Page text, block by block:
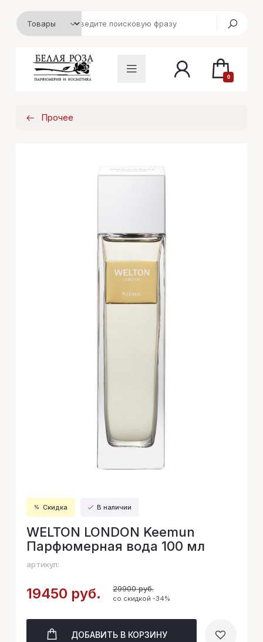
0
Прочее
Скидка В наличии
WELTON LONDON Keemun
Парфюмерная вода 100 мл
артикул:
19450 руб. 29900 руб.
со скидкой -34%
ДОБАВИТЬ В КОРЗИНУ